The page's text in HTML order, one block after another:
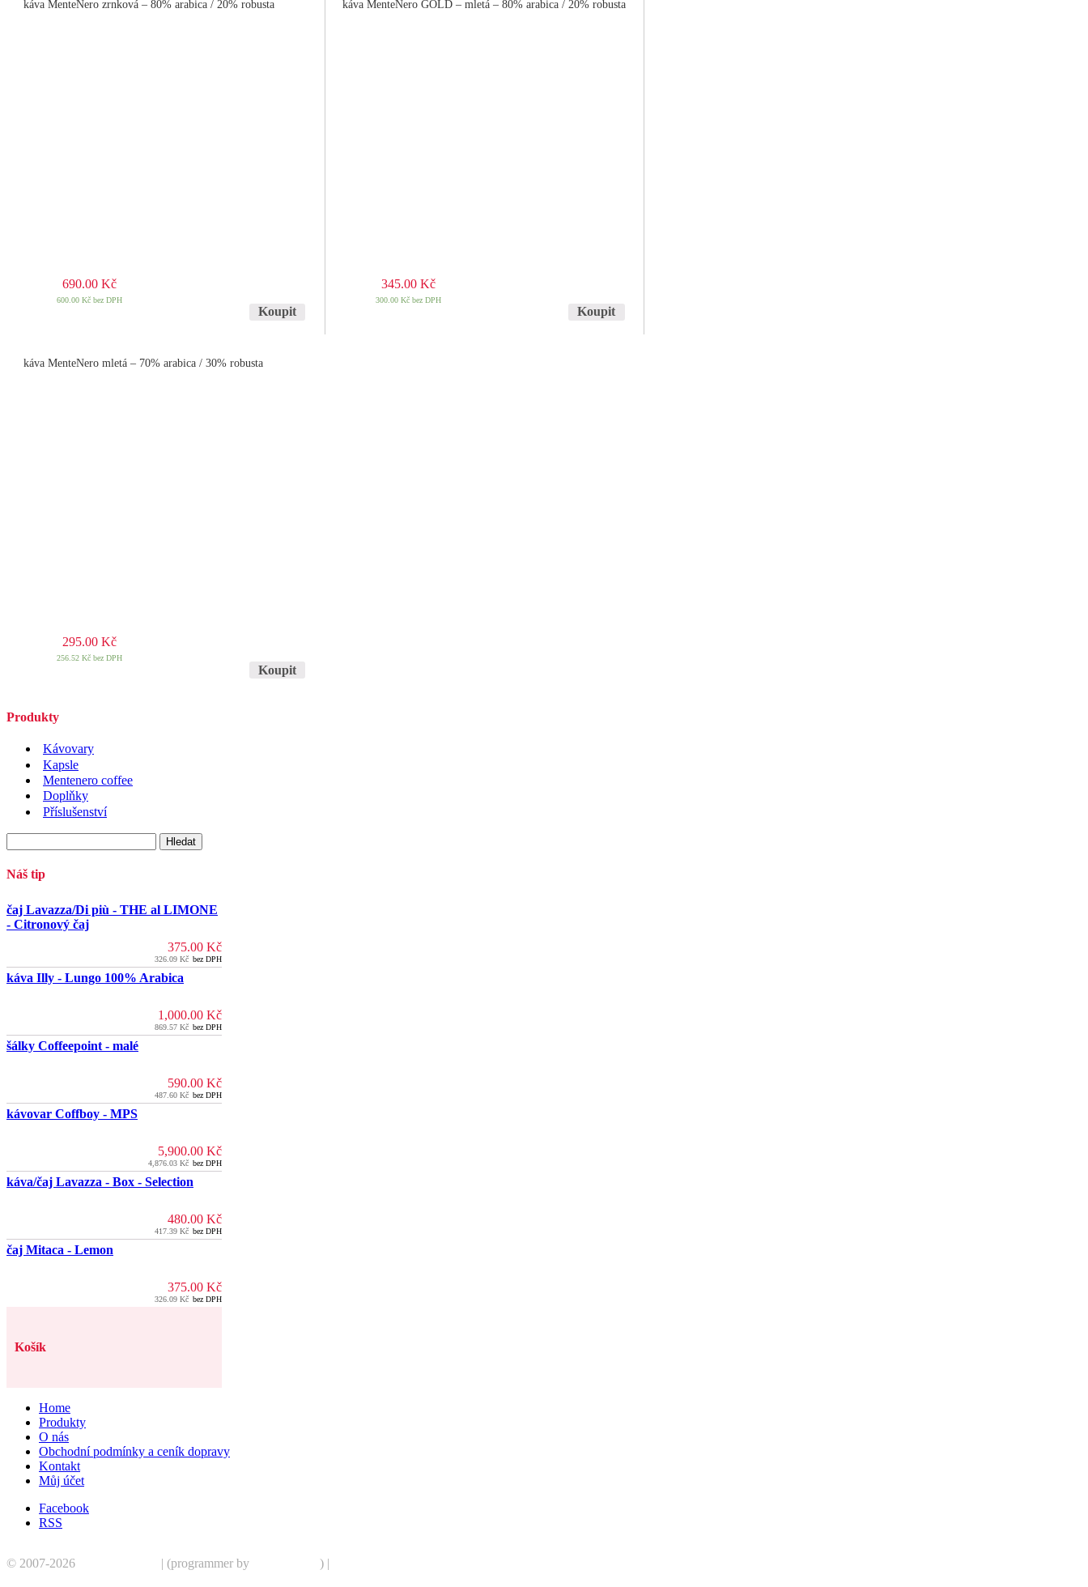
káva MenteNero zrnková – 80% arabica / 20% robusta
690.00 Kč
600.00 Kčbez DPH
Koupit
káva MenteNero GOLD – mletá – 80% arabica / 20% robusta
345.00 Kč
300.00 Kčbez DPH
Koupit
káva MenteNero mletá – 70% arabica / 30% robusta
295.00 Kč
256.52 Kčbez DPH
Koupit
Produkty
Kávovary
Kapsle
Mentenero coffee
Doplňky
Příslušenství
Náš tip
čaj Lavazza/Di più - THE al LIMONE
- Citronový čaj
375.00 Kč
326.09 Kč bez DPH
káva Illy - Lungo 100% Arabica
1,000.00 Kč
869.57 Kč bez DPH
šálky Coffeepoint - malé
590.00 Kč
487.60 Kč bez DPH
kávovar Coffboy - MPS
5,900.00 Kč
4,876.03 Kč bez DPH
káva/čaj Lavazza - Box - Selection
480.00 Kč
417.39 Kč bez DPH
čaj Mitaca - Lemon
375.00 Kč
326.09 Kč bez DPH
Košík
Home
Produkty
O nás
Obchodní podmínky a ceník dopravy
Kontakt
Můj účet
Facebook
RSS
© 2007-2026 | (programmer by ) |